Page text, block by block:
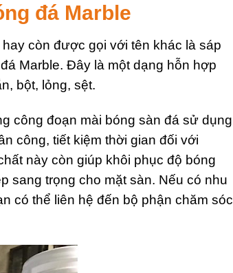
đá Marble
còn được gọi với tên khác là sáp
Marble. Đây là một dạng hỗn hợp
bột, lỏng, sệt.
công đoạn mài bóng sàn đá sử dụng
công, tiết kiệm thời gian đối với
này còn giúp khôi phục độ bóng
sang trọng cho mặt sàn. Nếu có nhu
có thể liên hệ đến bộ phận chăm sóc